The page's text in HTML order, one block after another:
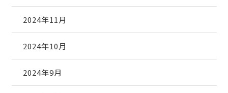
2024年11月
2024年10月
2024年9月